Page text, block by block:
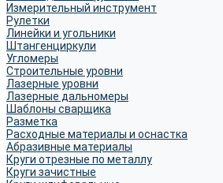
Измерительный инструмент
Рулетки
Линейки и угольники
Штангенциркули
Угломеры
Строительные уровни
Лазерные уровни
Лазерные дальномеры
Шаблоны сварщика
Разметка
Расходные материалы и оснастка
Абразивные материалы
Круги отрезные по металлу
Круги зачистные